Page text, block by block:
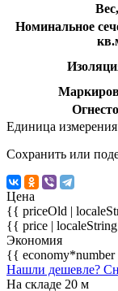
Номинальное
Единица
Сохранить или
Цена
{{ priceOld |
{{ price |
Экономия
{{
Нашли дешевле?
На складе 20 м